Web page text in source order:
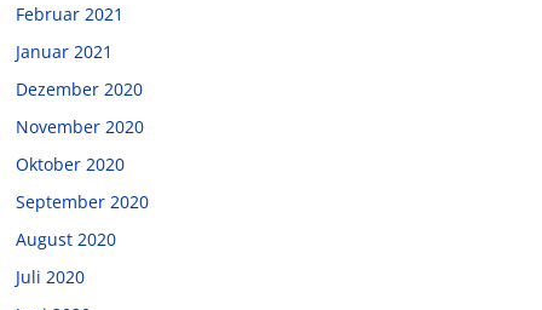
Februar 2021
Januar 2021
Dezember 2020
November 2020
Oktober 2020
September 2020
August 2020
Juli 2020